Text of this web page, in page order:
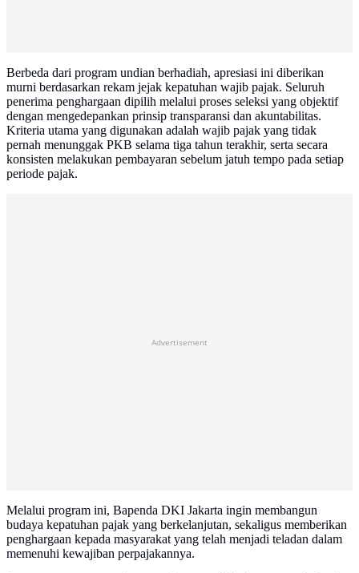
Berbeda dari program undian berhadiah, apresiasi ini diberikan
murni berdasarkan rekam jejak kepatuhan wajib pajak. Seluruh
penerima penghargaan dipilih melalui proses seleksi yang objektif
dengan mengedepankan prinsip transparansi dan akuntabilitas.
Kriteria utama yang digunakan adalah wajib pajak yang tidak
pernah menunggak PKB selama tiga tahun terakhir, serta secara
konsisten melakukan pembayaran sebelum jatuh tempo pada setiap
periode pajak.
Advertisement
Melalui program ini, Bapenda DKI Jakarta ingin membangun
budaya kepatuhan pajak yang berkelanjutan, sekaligus memberikan
penghargaan kepada masyarakat yang telah menjadi teladan dalam
memenuhi kewajiban perpajakannya.